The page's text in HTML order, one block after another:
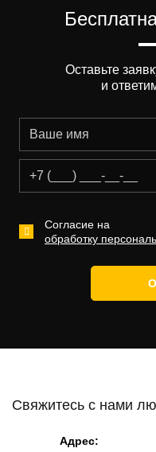
Оставьте
и
Согласие на
обработку
Свяжитесь с нами
Адрес: